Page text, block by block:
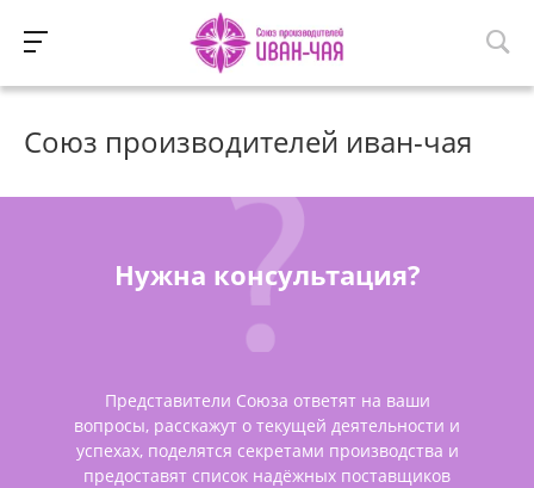
Союз производителей иван-чая
Нужна консультация?
Представители Союза ответят на ваши
вопросы, расскажут о текущей деятельности и
успехах, поделятся секретами производства и
предоставят список надёжных поставщиков